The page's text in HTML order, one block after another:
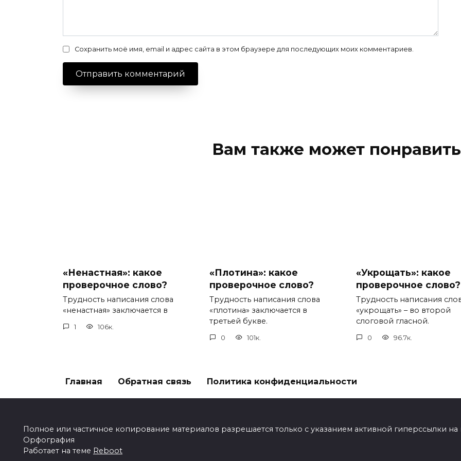
Сохранить моё имя, email и адрес сайта в этом браузере для последующих моих комментариев.
Вам также может
«Ненастная»: какое
проверочное слово?
Трудность написания слова
«ненастная» заключается в
1 106к.
«Плотина»: какое
проверочное слово?
Трудность написания слова
«плотина» заключается в
третьей букве.
0 101к.
«Укрощать»: какое
проверочное слово?
Трудность написания
«укрощать» – во второй
слоговой гласной.
0 96.7к.
Главная Обратная связь Политика конфиденциальности
Полное или частичное копирование материалов разрешается только с указанием активной гиперссылки
Орфография
Работает на теме Reboot